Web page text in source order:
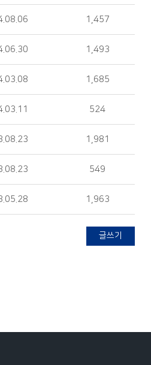
1,457
1,493
1,685
524
1,981
549
1,963
글쓰기